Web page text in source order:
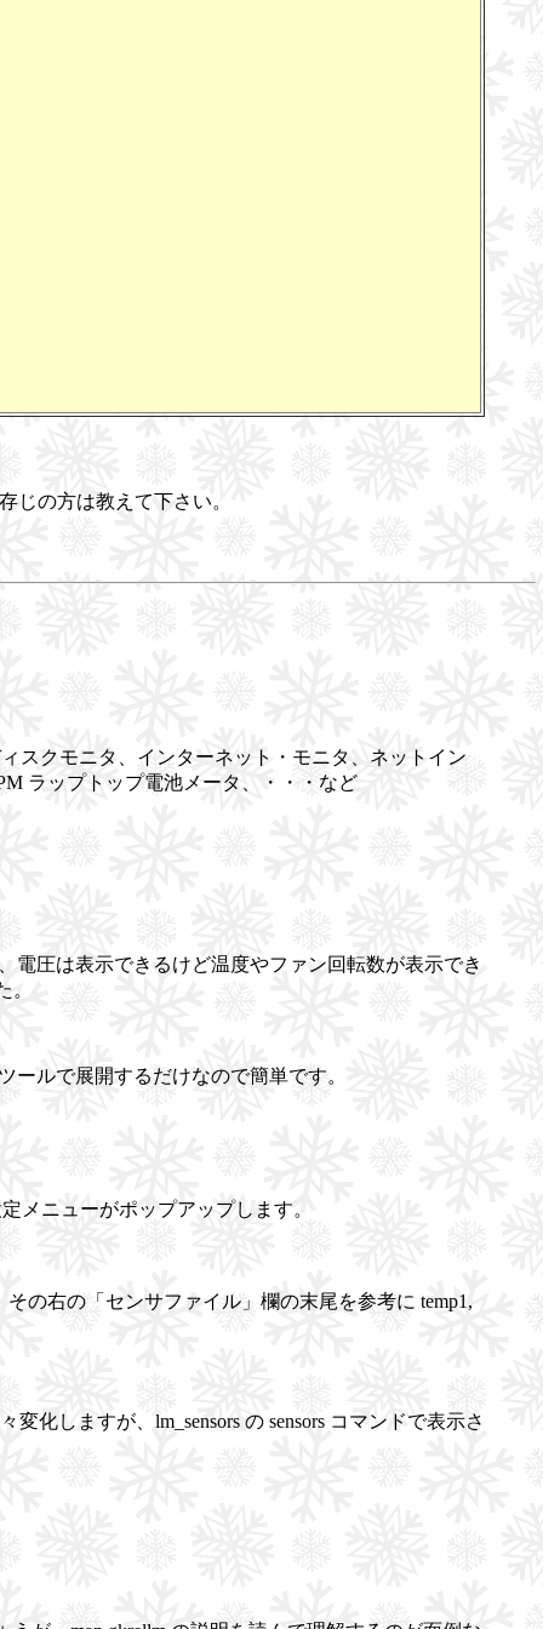
じの方は教えて下さい。
スクモニタ、インターネット・モニタ、ネットイン
ラップトップ電池メータ、・・・など
電圧は表示できるけど温度やファン回転数が表示でき
。
ールで展開するだけなので簡単です。
メニューがポップアップします。
の右の「センサファイル」欄の末尾を参考に temp1,
化しますが、lm_sensors の sensors コマンドで表示さ